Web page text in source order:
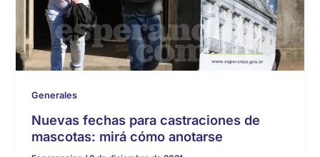
Generales
Nuevas fechas para castraciones de
mascotas: mirá cómo anotarse